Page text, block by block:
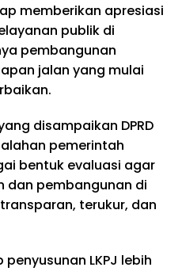
memberikan apresiasi
publik di
pembangunan
jalan yang mulai
disampaikan DPRD
pemerintah
bentuk evaluasi agar
dan pembangunan di
terukur, dan
LKPJ lebih